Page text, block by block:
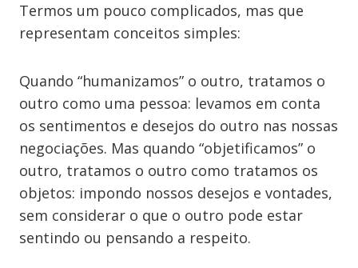
Termos um pouco complicados, mas que
representam conceitos simples:
Quando “humanizamos” o outro, tratamos o
outro como uma pessoa: levamos em conta
os sentimentos e desejos do outro nas nossas
negociações. Mas quando “objetificamos” o
outro, tratamos o outro como tratamos os
objetos: impondo nossos desejos e vontades,
sem considerar o que o outro pode estar
sentindo ou pensando a respeito.